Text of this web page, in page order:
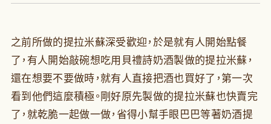
之前所做的提拉米蘇深受歡迎，於是就有人開始點餐
了，有人開始敲碗想吃用貝禮詩奶酒製做的提拉米蘇，
還在想要不要做時，就有人直接把酒也買好了，第一次
看到他們這麼積極。剛好原先製做的提拉米蘇也快賣完
了，就乾脆一起做一做，省得小幫手眼巴巴等著奶酒提